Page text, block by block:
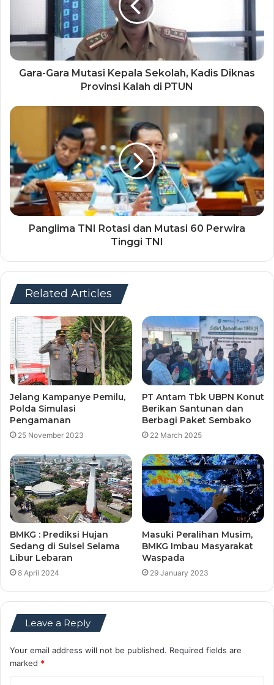
Gara-Gara Mutasi Kepala Sekolah, Kadis Diknas
Provinsi Kalah di PTUN
Panglima TNI Rotasi dan Mutasi 60 Perwira
Tinggi TNI
Related Articles
Jelang Kampanye Pemilu,
Polda Simulasi
Pengamanan
25 November 2023
PT Antam Tbk UBPN Konut
Berikan Santunan dan
Berbagi Paket Sembako
22 March 2025
BMKG : Prediksi Hujan
Sedang di Sulsel Selama
Libur Lebaran
8 April 2024
Masuki Peralihan Musim,
BMKG Imbau Masyarakat
Waspada
29 January 2023
Leave a Reply
Your email address will not be published. Required fields are
marked *